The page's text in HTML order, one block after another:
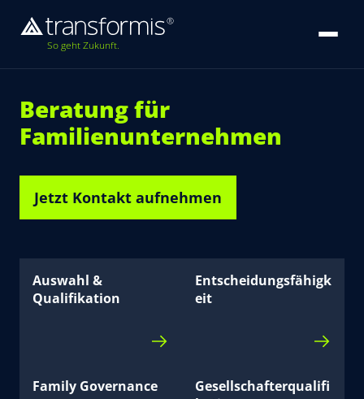
So geht Zukunft.
Beratung für
Familienunternehmen
Jetzt Kontakt aufnehmen
Auswahl &
Qualifikation
Entscheidungsfähigk
eit
Family Governance
Gesellschafterqualifi